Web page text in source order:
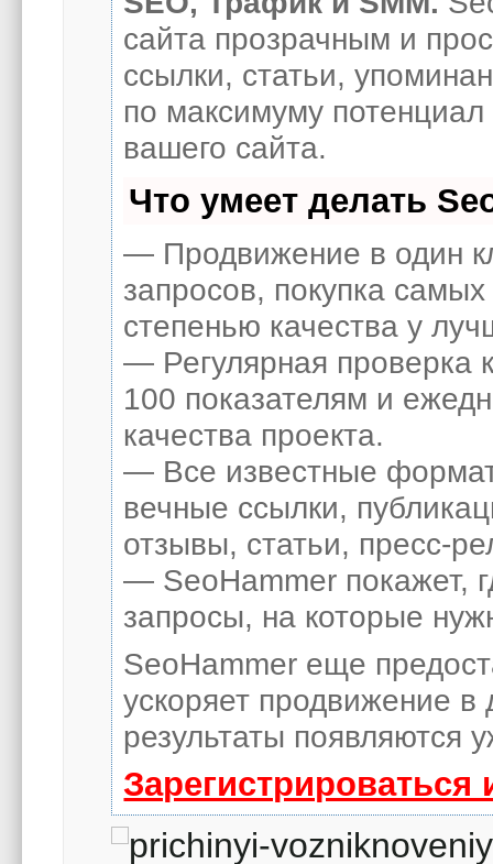
сайта прозрачным и
ссылки, статьи,
по максимуму
вашего сайта.
Что умеет делать
— Продвижение в один
запросов, покупка
степенью качества у
— Регулярная проверка
100 показателям и
качества проекта.
— Все известные
вечные ссылки,
отзывы, статьи, пресс-
— SeoHammer покажет,
запросы, на которые
SeoHammer еще
ускоряет продвижение в
результаты появляются